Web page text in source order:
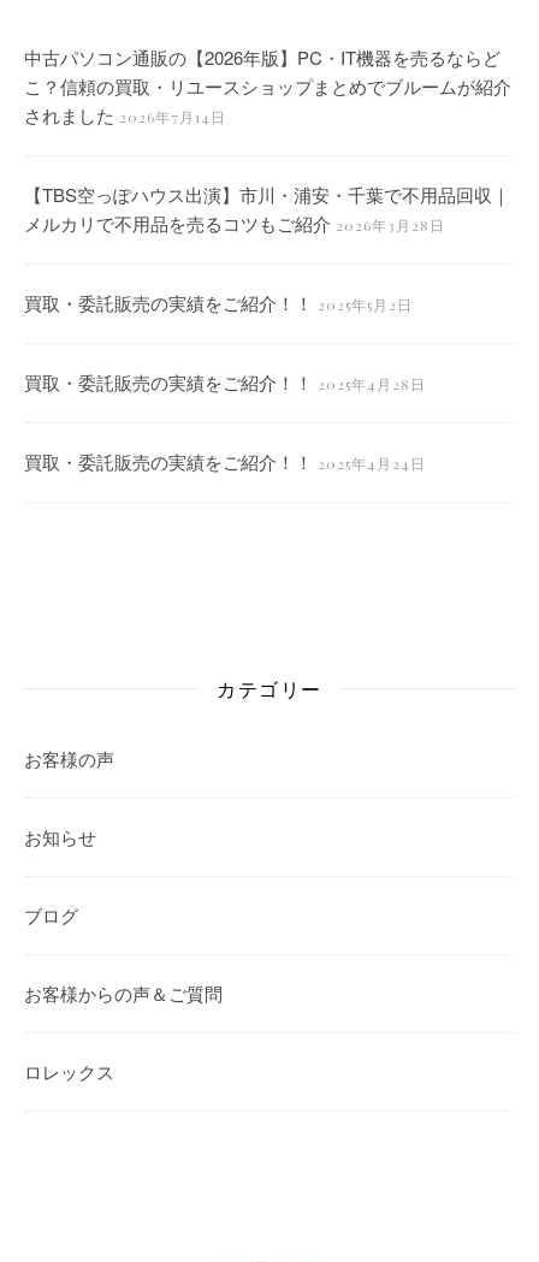
中古パソコン通販の【2026年版】PC・IT機器を売るならど
こ？信頼の買取・リユースショップまとめでブルームが紹介
されました 2026年7月14日
【TBS空っぽハウス出演】市川・浦安・千葉で不用品回収｜
メルカリで不用品を売るコツもご紹介 2026年3月28日
買取・委託販売の実績をご紹介！！ 2025年5月2日
買取・委託販売の実績をご紹介！！ 2025年4月28日
買取・委託販売の実績をご紹介！！ 2025年4月24日
カテゴリー
お客様の声
お知らせ
ブログ
お客様からの声＆ご質問
ロレックス